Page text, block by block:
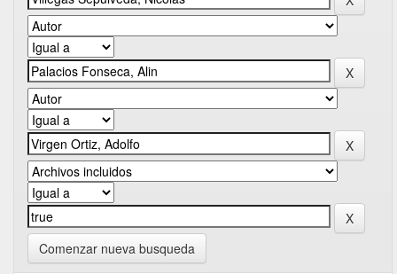
Comenzar nueva busqueda